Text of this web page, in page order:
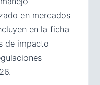
en mercados
en la ficha
de impacto